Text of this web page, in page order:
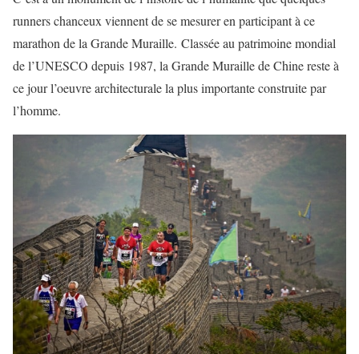
runners chanceux viennent de se mesurer en participant à ce
marathon de la Grande Muraille. Classée au patrimoine mondial
de l’UNESCO depuis 1987, la Grande Muraille de Chine reste à
ce jour l’oeuvre architecturale la plus importante construite par
l’homme.